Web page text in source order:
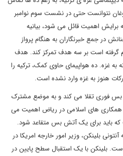
نتوانست حتی در نشست سوم نوامبر
اهمیت قائل می شود، بیانیه
در جمع خبرنگاران به هنگام پرواز
گرفته است بر سه هدف تمرکز کند. هدف
غزه. ده هواپیمای حاوی کمک، ترکیه را
هنوز به غزه وارد نشده است.
بس فوری تقلا می کند و به موضع مشترک
همکاری های اسلامی در ریاض اهمیت می
باید برای یک آتش بس متقاعد شود.
بلینکن، وزیر امور خارجه امریکا در
است. بلینکن با یک استقبال سطح پایین در